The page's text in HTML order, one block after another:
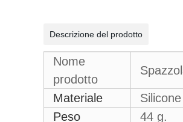
Descrizione del prodotto
Nome
prodotto
Materiale
Peso
44 g.